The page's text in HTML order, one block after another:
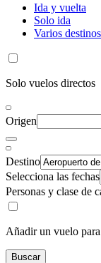
Ida y vuelta
Solo ida
Varios destinos
Solo vuelos directos
Origen
Destino
Selecciona las fechas
Personas y clase de
Añadir un vuelo
Buscar